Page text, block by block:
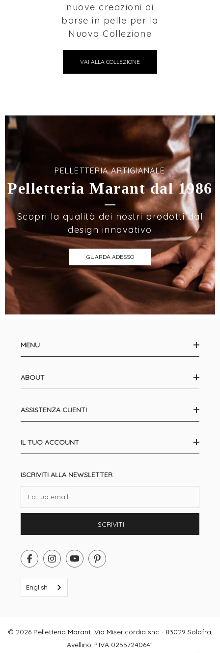
nuove creazioni di
borse in pelle per la
Nuova Collezione
VAI ALLA COLLEZIONE
PELLETTERIA ARTIGIANALE
Pelletteria Marant dal 1986
Scopri la qualità dei nostri prodotti dal
design innovativo
GUARDA ADESSO
MENU
ABOUT
ASSISTENZA CLIENTI
IL TUO ACCOUNT
ISCRIVITI ALLA NEWSLETTER
ISCRIVITI
English
© 2026 Pelletteria Marant. Via Misericordia snc - 83029 Solofra,
Avellino P.IVA 02557240641